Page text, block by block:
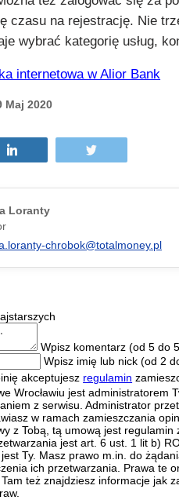
czasu na rejestrację. Nie
wybrać kategorię usług,
internetowa w Alior Bank
Maj 2020
Loranty
chrobok@totalmoney.pl
Wpisz komentarz (od 5 do
Wpisz imię lub nick (od 2
akceptujesz regulamin
Wrocławiu jest administratorem
z serwisu. Administrator
w ramach zamieszczania
z Tobą, tą umową jest regulamin
jest art. 6 ust. 1 lit b)
Ty. Masz prawo m.in. do
ich przetwarzania. Prawa te
. Tam też znajdziesz informacje jak